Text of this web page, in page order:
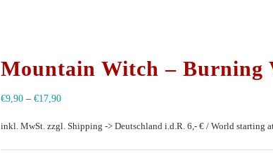
Mountain Witch – Burning
€9,90 – €17,90
inkl. MwSt. zzgl. Shipping -> Deutschland i.d.R. 6,- € / World starting